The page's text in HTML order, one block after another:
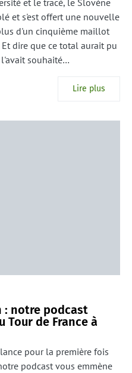
et s'est offert une nouvelle
d'un cinquième maillot
dire que ce total aurait pu
souhaité…
Lire plus
: notre podcast
Tour de France à
pour la première fois
podcast vous emmène